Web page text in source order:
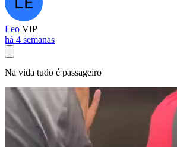
Leo VIP
há 4 semanas
Na vida tudo é passageiro